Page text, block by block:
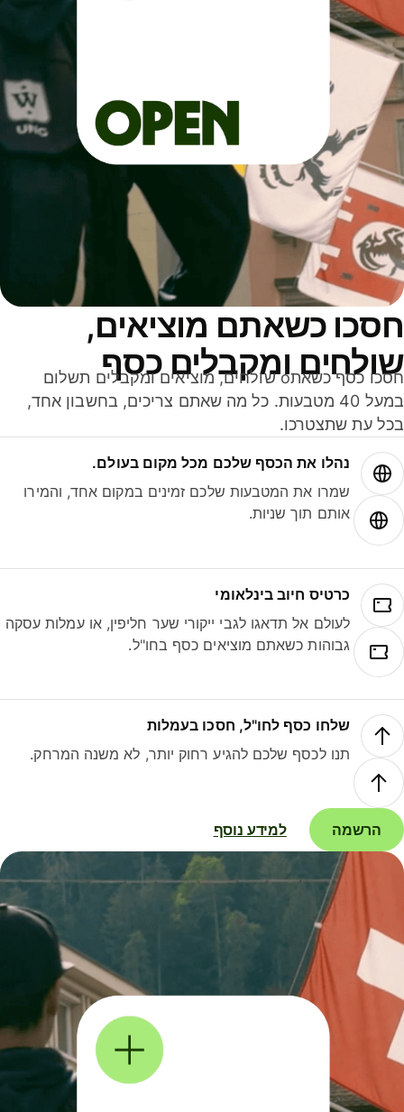
כשאתם מוציאים,
ומקבלים כסף
חסכו כסף כשאתo שולחים, מוציאים ומקבלים תשלום
במעל 40 מטבעות. כל מה שאתם צריכים, בחשבון אחד,
עת שתצטרכו.
נהלו את הכסף שלכם מכל מקום בעולם.
שמרו את המטבעות שלכם זמינים במקום אחד, והמירו
אותם תוך שניות.
כרטיס חיוב בינלאומי
לעולם אל תדאגו לגבי ייקורי שער חליפין, או עמלות עסקה
גבוהות כשאתם מוציאים כסף בחו"ל.
שלחו כסף לחו"ל, חסכו בעמלות
תנו לכסף שלכם להגיע רחוק יותר, לא משנה המרחק.
הרשמה למידע נוסף